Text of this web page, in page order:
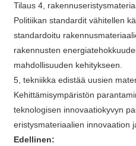
Tilaus 4,
Politiikan standardit vähitellen
standardoitu
rakennusten
mahdollisuuden kehitykseen.
5, tekniikka edistää uusien
Kehittämisympäristön
teknologisen innovaatiokyvyn
eristysmateriaalien innovaation
Edellinen: